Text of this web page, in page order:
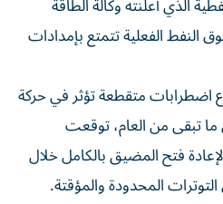
النفط الفعلية تتمتع بإمدادات
اضطرابات متقطعة تؤثر في حركة
تبقى من العام، توقعت
فتح المضيق بالكامل خلال
المحدودة والمؤقتة.